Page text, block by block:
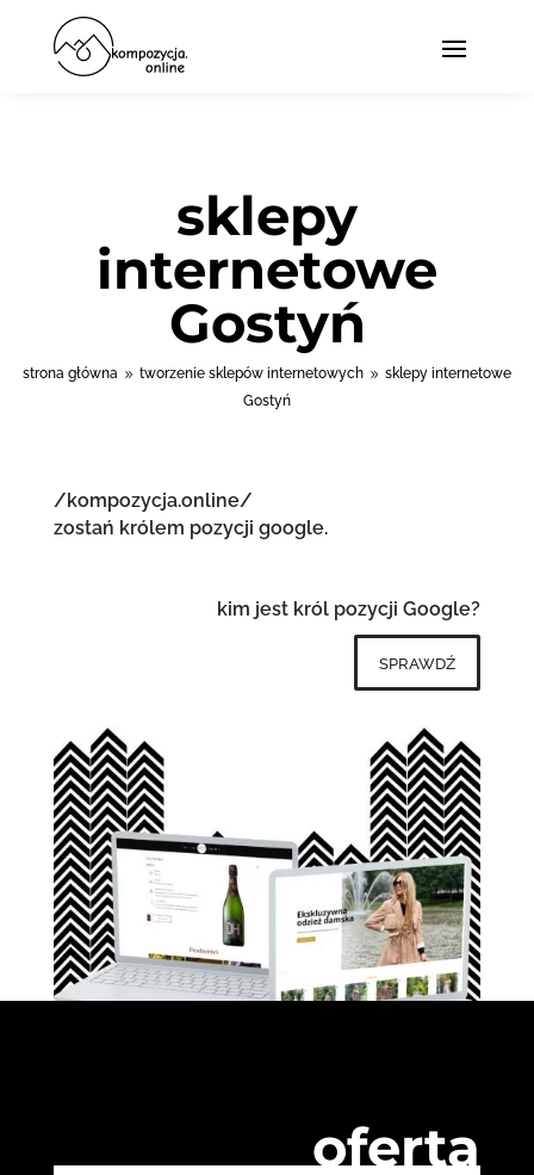
sklepy
internetowe
Gostyń
strona główna 9 tworzenie sklepów internetowych 9 sklepy internetowe
Gostyń
/kompozycja.online/
zostań królem pozycji google.
kim jest król pozycji Google?
sprawdź
oferta